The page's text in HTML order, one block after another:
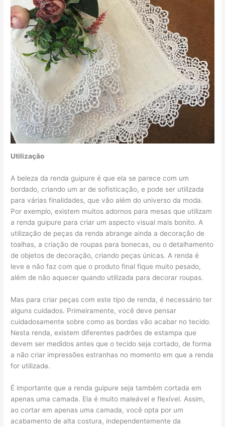
Utilização
A beleza da renda guipure é que ela se parece com um
bordado, criando um ar de sofisticação, e pode ser utilizada
para várias finalidades, que vão além do universo da moda.
Por exemplo, existem muitos adornos para mesas que utilizam
a renda guipure para criar um aspecto visual mais bonito. A
utilização de peças da renda abrange ainda a decoração de
toalhas, a criação de roupas para bonecas, ou o detalhamento
de objetos de decoração, criando peças únicas. A renda é
leve e não faz com que o produto final fique muito pesado,
além de não aquecer quando utilizada para decorar roupas.
Mas para criar peças com este tipo de renda, é necessário ter
alguns cuidados. Primeiramente, você deve pensar
cuidadosamente sobre como as bordas vão acabar no tecido.
Nesta renda, existem diferentes padrões de estampa que
devem ser medidos antes que o tecido seja cortado, de forma
a não criar impressões estranhas no momento em que a renda
for utilizada.
É importante que a renda guipure seja também cortada em
apenas uma camada. Ela é muito maleável e flexível. Assim,
ao cortar em apenas uma camada, você opta por um
acabamento de alta costura, independentemente da